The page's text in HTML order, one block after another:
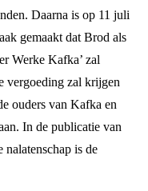
Daarna is op 11 juli
gemaakt dat Brod als
Werke Kafka’ zal
vergoeding zal krijgen
ouders van Kafka en
In de publicatie van
nalatenschap is de